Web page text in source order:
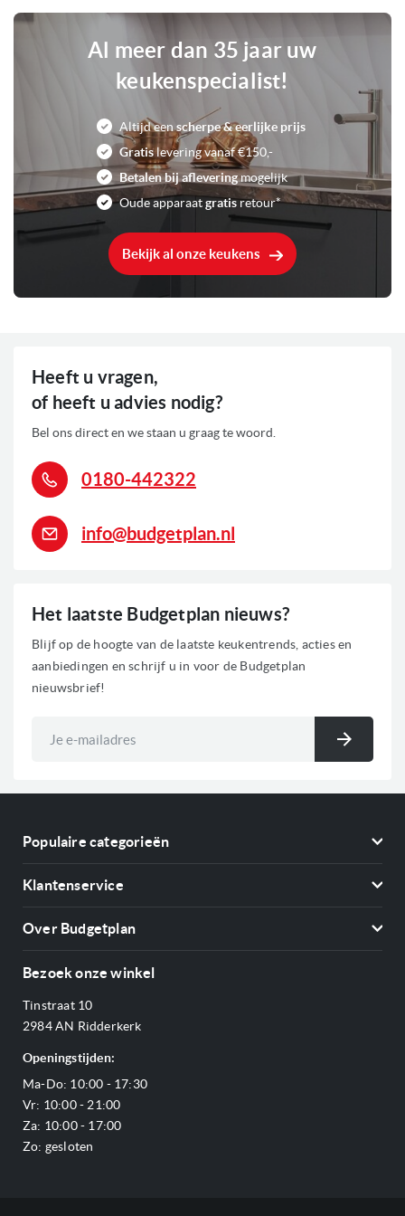
F
Elektronisch
Geluidsniveau 39 dB
Inhoud 265 Liter
Montage systeem Sleepdeur
Inhoud vriesgedeelte
Vriesgedeelte onder
Kenmerken koelkasten
Snelvries functie
Voorraad 0
Al meer dan 35 jaar uw
keukenspecialist!
Altijd eenscherpe & eerlijke prijs
Gratislevering vanaf €150,-
Betalen bij afleveringmogelijk
Oude apparaatgratisretour*
Bekijk al onze keukens
Het laatste Budgetplan nieuws?
Blijf op de hoogte van de laatste keukentrends, acties en
aanbiedingen en schrijf u in voor de Budgetplan
nieuwsbrief!
Heeft u vragen,
of heeft u advies nodig?
Bel ons direct en we staan u graag te woord.
0180-442322
info@budgetplan.nl
Populaire categorieën
Kookplaten
Afzuigkappen
Ovens
Stoomovens
Magnetrons
Vaatwassers
Complete keukens
Outlet
Klantenservice
Betalen
Veelgestelde vragen
Service & garantie
Sitemap
Over Budgetplan
Adres & Route
Reviews Budgetplan
Blog
Bezoek onze winkel
Tinstraat 10
2984 AN Ridderkerk
Openingstijden:
Ma-Do: 10:00 - 17:30
Vr: 10:00 - 21:00
Za: 10:00 - 17:00
Zo: gesloten